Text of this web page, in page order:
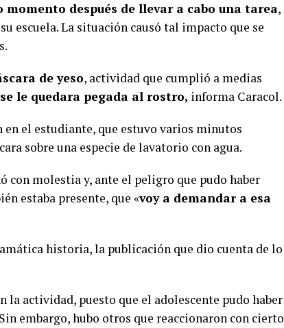
después de llevar a cabo una tarea,
escuela. La situación causó tal impacto que se
de yeso, actividad que cumplió a medias
le quedara pegada al rostro, informa Caracol.
el estudiante, que estuvo varios minutos
sobre una especie de lavatorio con agua.
con molestia y, ante el peligro que pudo haber
estaba presente, que «voy a demandar a esa
historia, la publicación que dio cuenta de lo
la actividad, puesto que el adolescente pudo haber
embargo, hubo otros que reaccionaron con cierto